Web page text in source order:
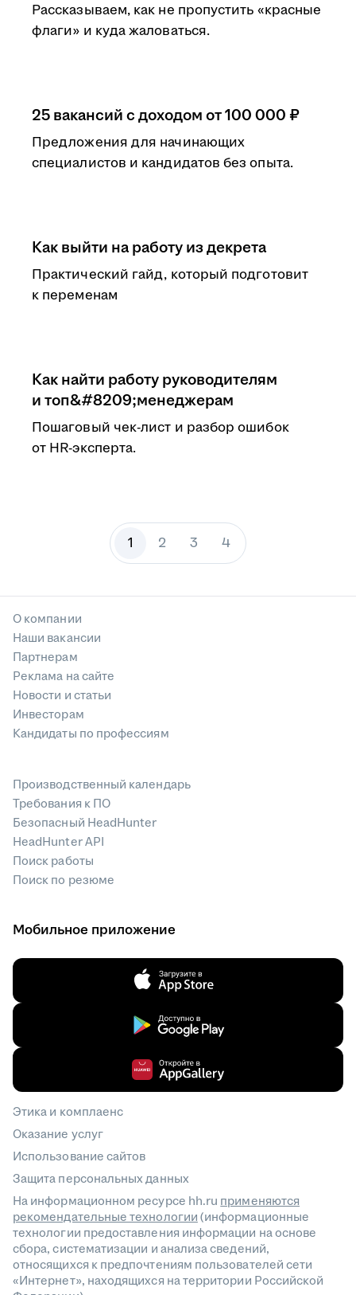
Рассказываем, как не пропустить «красные
флаги» и куда жаловаться.
25 вакансий с доходом от 100 000 ₽
Предложения для начинающих
специалистов и кандидатов без опыта.
Как выйти на работу из декрета
Практический гайд, который подготовит
к переменам
Как найти работу руководителям
и топ&#8209;менеджерам
Пошаговый чек-лист и разбор ошибок
от HR-эксперта.
1 2 3 4
О компании
Наши вакансии
Партнерам
Реклама на сайте
Новости и статьи
Инвесторам
Кандидаты по профессиям
Производственный календарь
Требования к ПО
Безопасный HeadHunter
HeadHunter API
Поиск работы
Поиск по резюме
Мобильное приложение
Этика и комплаенс
Оказание услуг
Использование сайтов
Защита персональных данных
На информационном ресурсе hh.ru применяются
рекомендательные технологии(информационные
технологии предоставления информации на основе
сбора, систематизации и анализа сведений,
относящихся к предпочтениям пользователей сети
«Интернет», находящихся на территории Российской